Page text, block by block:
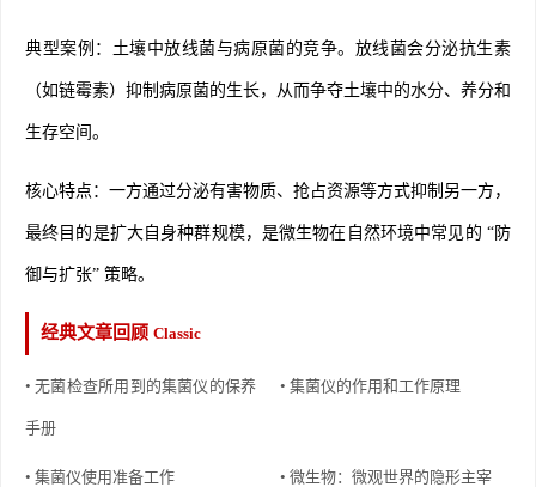
典型案例：土壤中放线菌与病原菌的竞争。放线菌会分泌抗生素
（如链霉素）抑制病原菌的生长，从而争夺土壤中的水分、养分和
生存空间。
核心特点：一方通过分泌有害物质、抢占资源等方式抑制另一方，
最终目的是扩大自身种群规模，是微生物在自然环境中常见的 “防
御与扩张” 策略。
经典文章回顾 Classic
• 无菌检查所用到的集菌仪的保养
手册
• 集菌仪的作用和工作原理
• 集菌仪使用准备工作 • 微生物：微观世界的隐形主宰